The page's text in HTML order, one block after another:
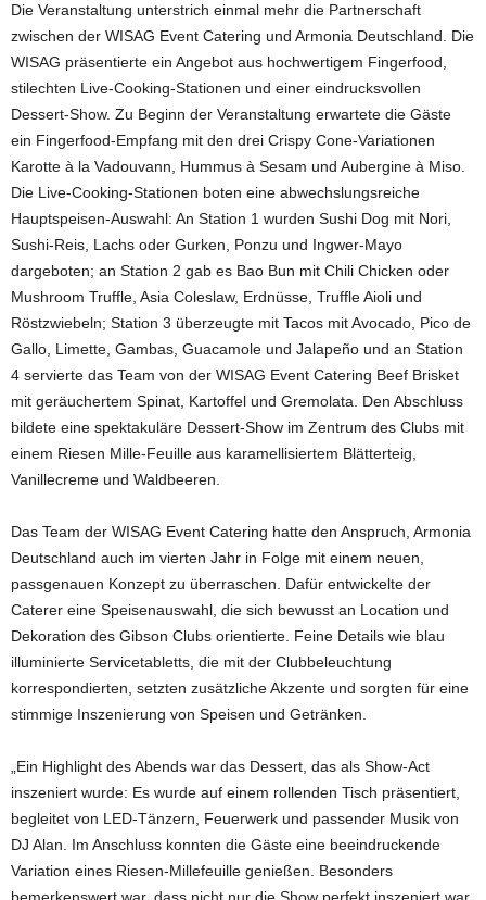
Die Veranstaltung unterstrich einmal mehr die Partnerschaft
zwischen der WISAG Event Catering und Armonia Deutschland. Die
WISAG präsentierte ein Angebot aus hochwertigem Fingerfood,
stilechten Live-Cooking-Stationen und einer eindrucksvollen
Dessert-Show. Zu Beginn der Veranstaltung erwartete die Gäste
ein Fingerfood-Empfang mit den drei Crispy Cone-Variationen
Karotte à la Vadouvann, Hummus à Sesam und Aubergine à Miso.
Die Live-Cooking-Stationen boten eine abwechslungsreiche
Hauptspeisen-Auswahl: An Station 1 wurden Sushi Dog mit Nori,
Sushi-Reis, Lachs oder Gurken, Ponzu und Ingwer-Mayo
dargeboten; an Station 2 gab es Bao Bun mit Chili Chicken oder
Mushroom Truffle, Asia Coleslaw, Erdnüsse, Truffle Aioli und
Röstzwiebeln; Station 3 überzeugte mit Tacos mit Avocado, Pico de
Gallo, Limette, Gambas, Guacamole und Jalapeño und an Station
4 servierte das Team von der WISAG Event Catering Beef Brisket
mit geräuchertem Spinat, Kartoffel und Gremolata. Den Abschluss
bildete eine spektakuläre Dessert-Show im Zentrum des Clubs mit
einem Riesen Mille-Feuille aus karamellisiertem Blätterteig,
Vanillecreme und Waldbeeren.
Das Team der WISAG Event Catering hatte den Anspruch, Armonia
Deutschland auch im vierten Jahr in Folge mit einem neuen,
passgenauen Konzept zu überraschen. Dafür entwickelte der
Caterer eine Speisenauswahl, die sich bewusst an Location und
Dekoration des Gibson Clubs orientierte. Feine Details wie blau
illuminierte Servicetabletts, die mit der Clubbeleuchtung
korrespondierten, setzten zusätzliche Akzente und sorgten für eine
stimmige Inszenierung von Speisen und Getränken.
„Ein Highlight des Abends war das Dessert, das als Show-Act
inszeniert wurde: Es wurde auf einem rollenden Tisch präsentiert,
begleitet von LED-Tänzern, Feuerwerk und passender Musik von
DJ Alan. Im Anschluss konnten die Gäste eine beeindruckende
Variation eines Riesen-Millefeuille genießen. Besonders